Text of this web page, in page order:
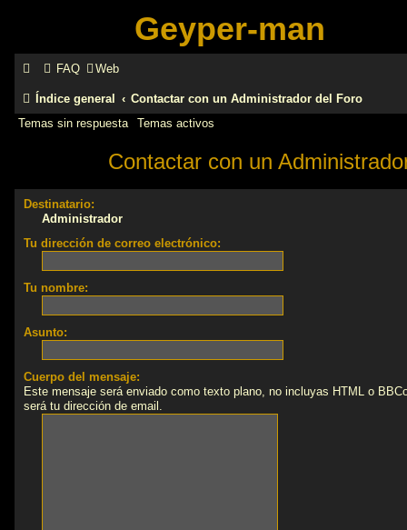
Geyper-man
FAQ Web
Índice general
Contactar con un Administrador del Foro
Temas sin respuesta
Temas activos
Contactar con un
Destinatario:
Administrador
Tu dirección de correo electrónico:
Tu nombre:
Asunto:
Cuerpo del mensaje:
Este mensaje será enviado como texto plano, no incluyas HTML o
será tu dirección de email.